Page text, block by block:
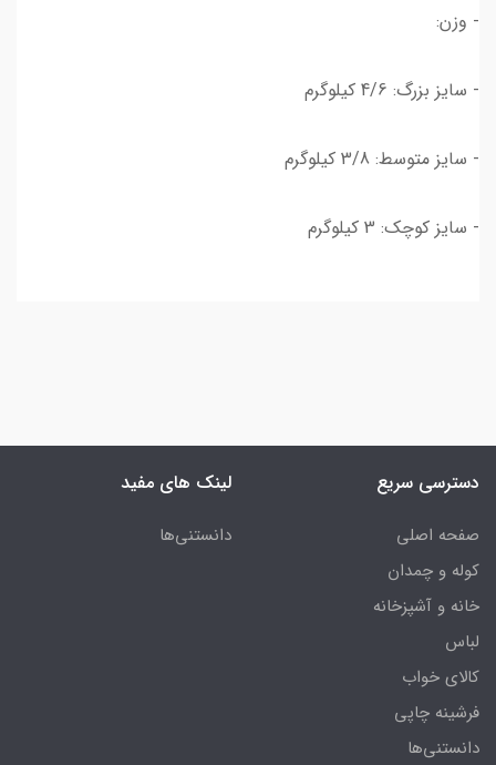
- وزن:
- سایز بزرگ: 4/6 کیلوگرم
- سایز متوسط: 3/8 کیلوگرم
- سایز کوچک: 3 کیلوگرم
دسترسی سریع
صفحه اصلی
کوله و چمدان
خانه و آشپزخانه
لباس
کالای خواب
فرشینه چاپی
دانستنی‌ها
لینک های مفید
دانستنی‌ها